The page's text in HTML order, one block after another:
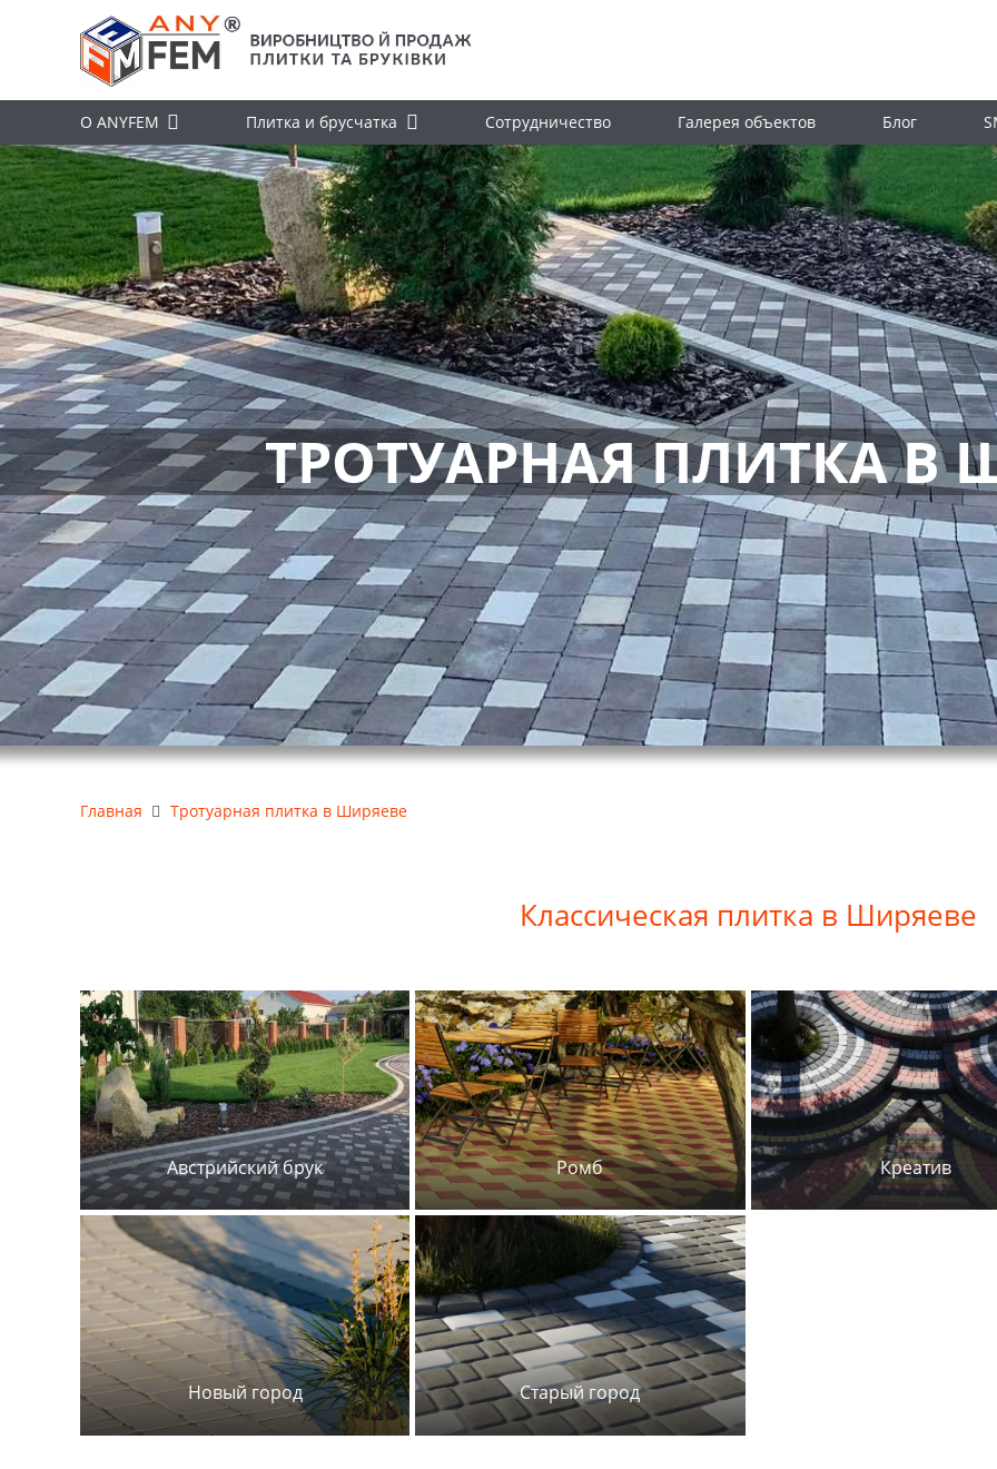
О ANYFEM Плитка и брусчатка Сотрудничество Галерея объектов Блог
ТРОТУАРНАЯ ПЛИТКА В
Главная Тротуарная плитка в Ширяеве
Классическая плитка в Ширяеве
Австрийский брук
Новый город
Ромб
Старый город
Креатив